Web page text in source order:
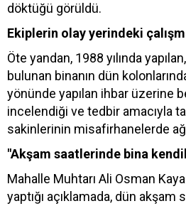
döktüğü görüldü.
Ekiplerin olay yerindeki
Öte yandan, 1988 yılında
bulunan binanın dün
yönünde yapılan ihbar üzerine
incelendiği ve tedbir amacıyla
sakinlerinin misafirhanelerde
"Akşam saatlerinde bina
Mahalle Muhtarı Ali Osman
yaptığı açıklamada, dün akşam